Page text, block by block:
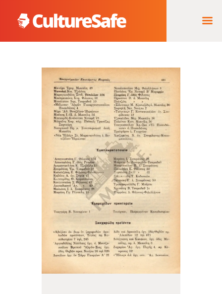
ΑΡΧΙΚΉ
ΦΟΡΈΑΣ ΥΛΟΠΟΊΗΣΗΣ
& ΈΡΓΑ
ΘΗΣΑΥΡΌΣ
ΤΕΚΜΗΡΊΩΝ